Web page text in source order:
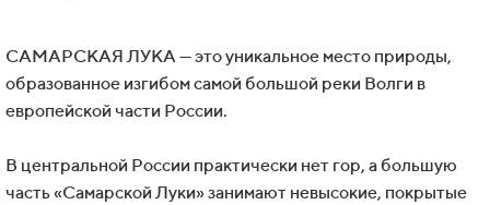
САМАРСКАЯ ЛУКА — это уникальное место природы,
образованное изгибом самой большой реки Волги в
европейской части России.
В центральной России практически нет гор, а большую
часть «Самарской Луки» занимают невысокие, покрытые